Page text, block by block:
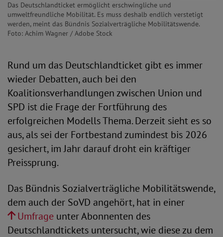
Das Deutschlandticket ermöglicht erschwingliche und
umweltfreundliche Mobilität. Es muss deshalb endlich verstetigt
werden, meint das Bündnis Sozialverträgliche Mobilitätswende.
Foto: Achim Wagner / Adobe Stock
Rund um das Deutschlandticket gibt es immer
wieder Debatten, auch bei den
Koalitionsverhandlungen zwischen Union und
SPD ist die Frage der Fortführung des
erfolgreichen Modells Thema. Derzeit sieht es so
aus, als sei der Fortbestand zumindest bis 2026
gesichert, im Jahr darauf droht ein kräftiger
Preissprung.
Das Bündnis Sozialverträgliche Mobilitätswende,
dem auch der SoVD angehört, hat in einer
Umfrage unter Abonnenten des
Deutschlandtickets untersucht, wie diese zu dem